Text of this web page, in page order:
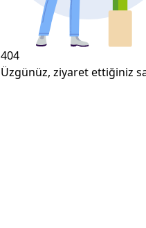
404
Üzgünüz, ziyaret ettiğiniz